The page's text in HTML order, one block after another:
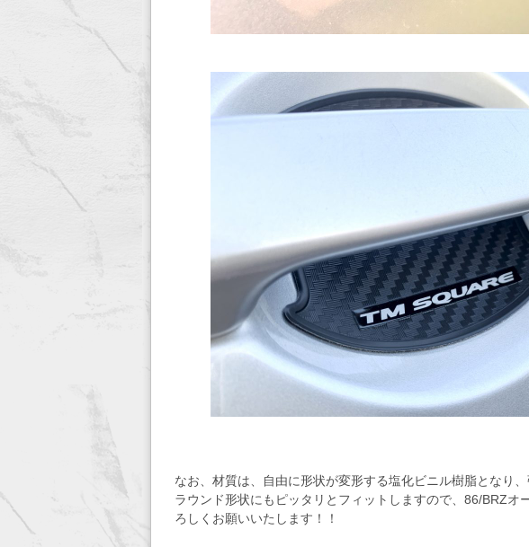
なお、材質は、自由に形状が変形する塩化ビニル樹脂となり
ラウンド形状にもピッタリとフィットしますので、86/BRZ
ろしくお願いいたします！！